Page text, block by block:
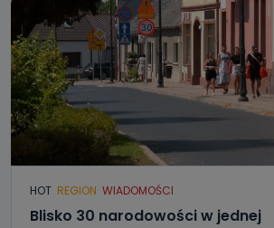
HOT REGION WIADOMOŚCI
Blisko 30 narodowości w jednej